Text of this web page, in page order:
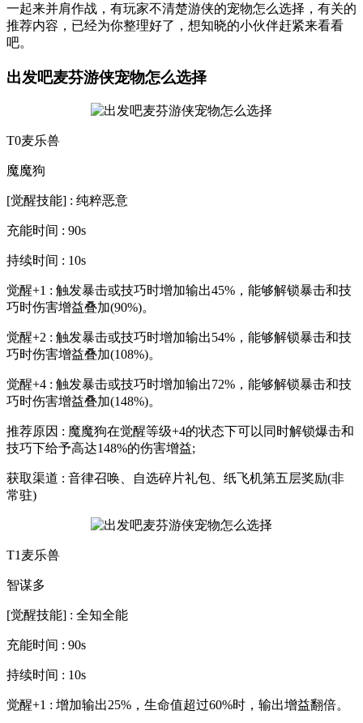
一起来并肩作战，有玩家不清楚游侠的宠物怎么选择，有关的
推荐内容，已经为你整理好了，想知晓的小伙伴赶紧来看看
吧。
出发吧麦芬游侠宠物怎么选择
T0麦乐兽
魔魔狗
[觉醒技能] : 纯粹恶意
充能时间 : 90s
持续时间 : 10s
觉醒+1 : 触发暴击或技巧时增加输出45%，能够解锁暴击和技
巧时伤害增益叠加(90%)。
觉醒+2 : 触发暴击或技巧时增加输出54%，能够解锁暴击和技
巧时伤害增益叠加(108%)。
觉醒+4 : 触发暴击或技巧时增加输出72%，能够解锁暴击和技
巧时伤害增益叠加(148%)。
推荐原因 : 魔魔狗在觉醒等级+4的状态下可以同时解锁爆击和
技巧下给予高达148%的伤害增益;
获取渠道 : 音律召唤、自选碎片礼包、纸飞机第五层奖励(非
常驻)
T1麦乐兽
智谋多
[觉醒技能] : 全知全能
充能时间 : 90s
持续时间 : 10s
觉醒+1 : 增加输出25%，生命值超过60%时，输出增益翻倍。